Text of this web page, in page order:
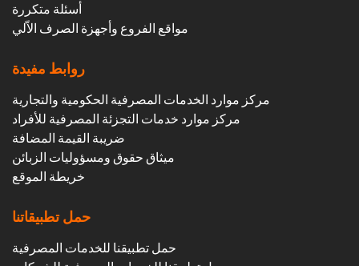
أسئلة متكررة
مواقع الفروع وأجهزة الصرف الاّلي
روابط مفيدة
مركز موارد الخدمات المصرفية الحكومية والتجارية
مركز موارد خدمات التجزئة المصرفية للأفراد
ضريبة القيمة المضافة
ميثاق حقوق ومسؤوليات الزبائن
خريطة الموقع
حمل تطبيقاتنا
حمل تطبيقنا للخدمات المصرفية